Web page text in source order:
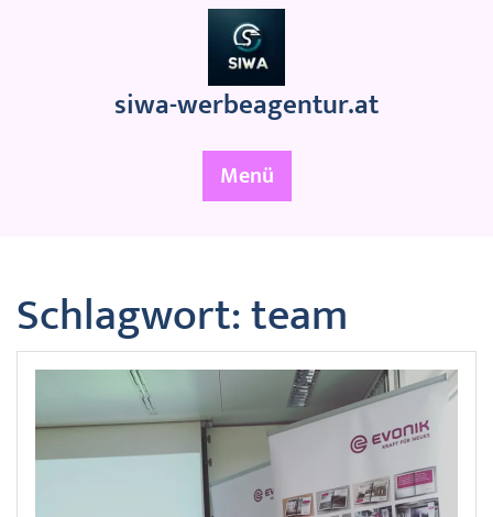
siwa-werbeagentur.at
Menü
Schlagwort:team